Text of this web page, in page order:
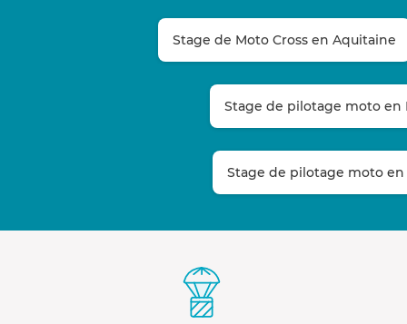
Stage de Moto Cross en Aquitaine
Stage de pilotage moto en
Stage de pilotage moto